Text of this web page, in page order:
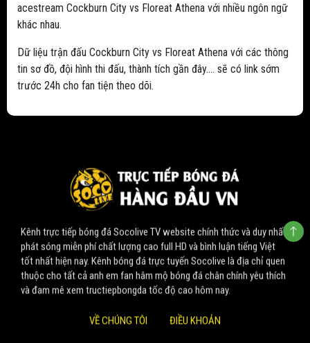
acestream Cockburn City vs Floreat Athena với nhiều ngôn ngữ
khác nhau.
Dữ liệu trận đấu Cockburn City vs Floreat Athena với các thông
tin sơ đồ, đội hình thi đấu, thành tích gần đây.... sẽ có link sớm
trước 24h cho fan tiện theo dõi.
Kênh trực tiếp bóng đá Socolive TV website chính thức và duy nhất
phát sóng miễn phí chất lượng cao full HD và bình luận tiếng Việt
tốt nhất hiện nay. Kênh bóng đá trực tuyến Socolive là địa chỉ quen
thuộc cho tất cả anh em fan hâm mộ bóng đá chân chính yêu thích
và đam mê xem tructiepbongda tốc độ cao hôm nay.
VỀ CHÚNG TÔI ĐIỀU KHOẢN